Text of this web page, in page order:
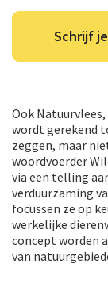
Schrijf
Ook
wordt gerekend
zeggen, maar
woordvoerder
via een telling
verduurzaming
focussen ze op
werkelijke
concept worden
van